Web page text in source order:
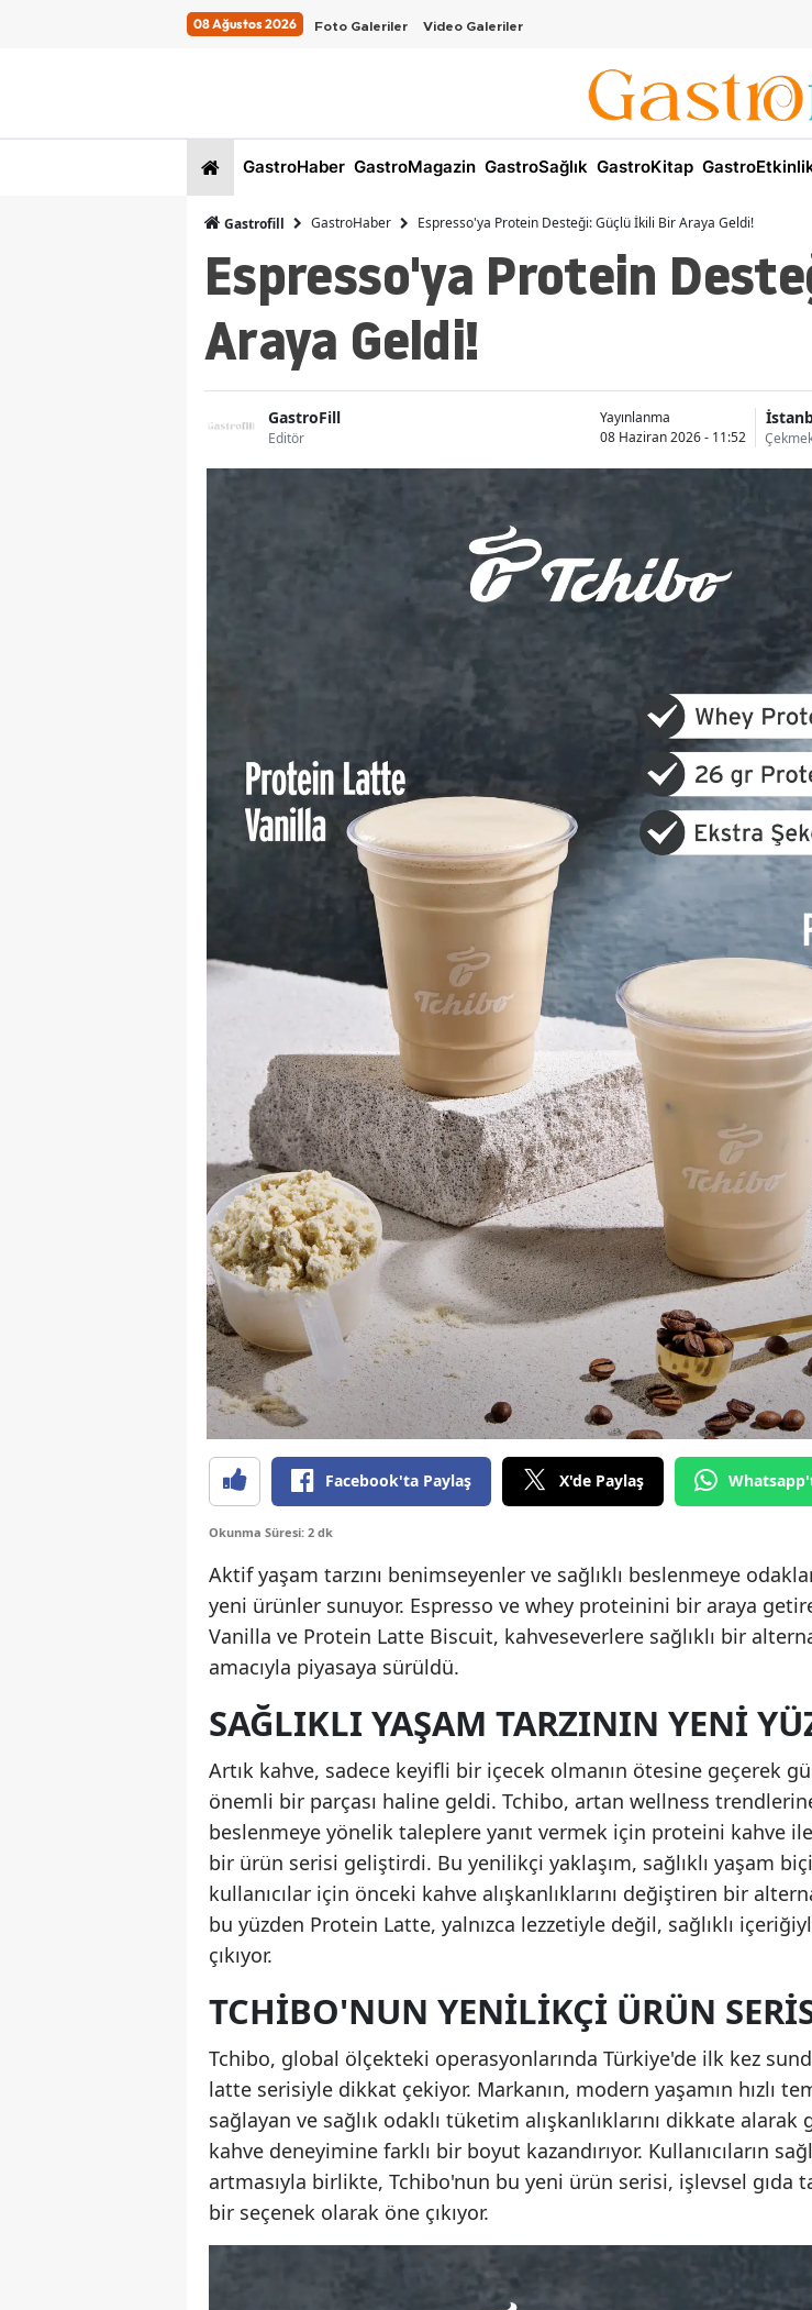
08 Ağustos 2026 Foto Galeriler Video Galeriler
GastroHaber GastroMagazin GastroSağlık GastroKitap
Gastrofill GastroHaber Espresso'ya Protein Desteği: Güçlü İkili Bir Araya Geldi!
Espresso'ya Protein
Araya Geldi!
GastroFill
Editör
Yayınlanma
08 Haziran 2026 - 11:52
Facebook'ta Paylaş X'de Paylaş
Okunma Süresi: 2 dk
Aktif yaşam tarzını benimseyenler ve sağlıklı beslenmeye
yeni ürünler sunuyor. Espresso ve whey proteinini bir araya
Vanilla ve Protein Latte Biscuit, kahveseverlere sağlıklı bir
amacıyla piyasaya sürüldü.
SAĞLIKLI YAŞAM TARZININ YENI
Artık kahve, sadece keyifli bir içecek olmanın ötesine geçerek
önemli bir parçası haline geldi. Tchibo, artan wellness
beslenmeye yönelik taleplere yanıt vermek için proteini kahve
bir ürün serisi geliştirdi. Bu yenilikçi yaklaşım, sağlıklı yaşam
kullanıcılar için önceki kahve alışkanlıklarını değiştiren bir
bu yüzden Protein Latte, yalnızca lezzetiyle değil, sağlıklı
çıkıyor.
TCHIBO'NUN YENILIKÇI ÜRÜN
Tchibo, global ölçekteki operasyonlarında Türkiye'de ilk kez
latte serisiyle dikkat çekiyor. Markanın, modern yaşamın hızlı
sağlayan ve sağlık odaklı tüketim alışkanlıklarını dikkate
kahve deneyimine farklı bir boyut kazandırıyor. Kullanıcıların
artmasıyla birlikte, Tchibo'nun bu yeni ürün serisi, işlevsel gıda
bir seçenek olarak öne çıkıyor.